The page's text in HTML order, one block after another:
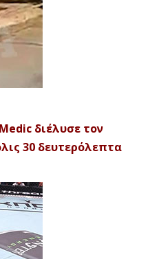
διέλυσε τον
30 δευτερόλεπτα